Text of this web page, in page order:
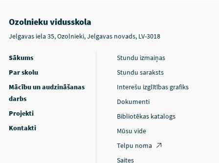
Ozolnieku vidusskola
Jelgavas iela 35, Ozolnieki, Jelgavas novads, LV-3018
Sākums
Par skolu
Mācību un audzināšanas
darbs
Projekti
Kontakti
Stundu izmaiņas
Stundu saraksts
Interešu izglītības grafiks
Dokumenti
Bibliotēkas katalogs
Mūsu vide
Telpu noma
Saites